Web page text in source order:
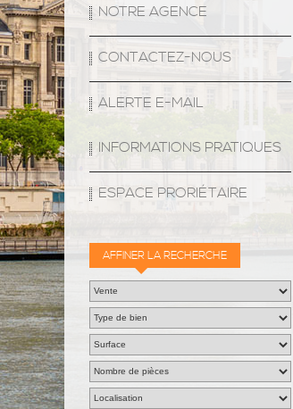
NOTRE AGENCE
CONTACTEZ-NOUS
ALERTE E-MAIL
INFORMATIONS PRATIQUES
ESPACE PRORIÉTAIRE
AFFINER LA RECHERCHE